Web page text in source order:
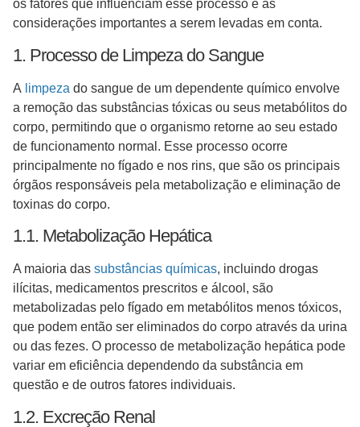
os fatores que influenciam esse processo e as
considerações importantes a serem levadas em conta.
1. Processo de Limpeza do Sangue
A limpeza do sangue de um dependente químico envolve
a remoção das substâncias tóxicas ou seus metabólitos do
corpo, permitindo que o organismo retorne ao seu estado
de funcionamento normal. Esse processo ocorre
principalmente no fígado e nos rins, que são os principais
órgãos responsáveis pela metabolização e eliminação de
toxinas do corpo.
1.1. Metabolização Hepática
A maioria das substâncias químicas, incluindo drogas
ilícitas, medicamentos prescritos e álcool, são
metabolizadas pelo fígado em metabólitos menos tóxicos,
que podem então ser eliminados do corpo através da urina
ou das fezes. O processo de metabolização hepática pode
variar em eficiência dependendo da substância em
questão e de outros fatores individuais.
1.2. Excreção Renal